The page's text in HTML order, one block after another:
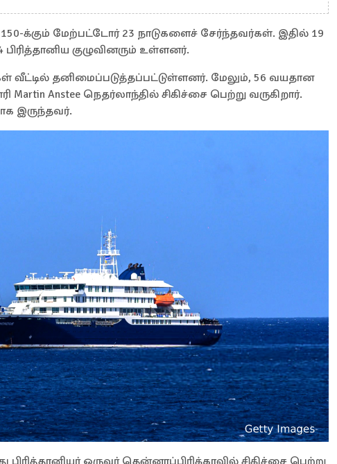
க்கும் மேற்பட்டோர் 23 நாடுகளைச் சேர்ந்தவர்கள். இதில் 19
குழுவினரும் உள்ளனர்.
வீட்டில் தனிமைப்படுத்தப்பட்டுள்ளனர். மேலும், 56 வயதான
Anstee நெதர்லாந்தில் சிகிச்சை பெற்று வருகிறார்.
இருந்தவர்.